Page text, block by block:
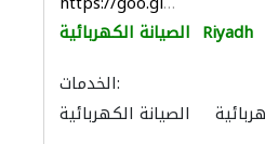
الصيانة الكهربائية Riyadh
الخدمات:
الصيانة الكهربائية